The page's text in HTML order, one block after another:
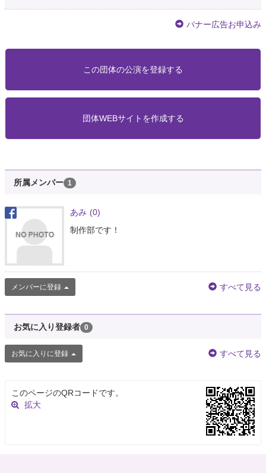
バナー広告お申込み
この団体の公演を登録する
団体WEBサイトを作成する
所属メンバー 1
あみ (0)
制作部です！
メンバーに登録 すべて見る
お気に入り登録者 0
お気に入りに登録 すべて見る
このページのQRコードです。
拡大